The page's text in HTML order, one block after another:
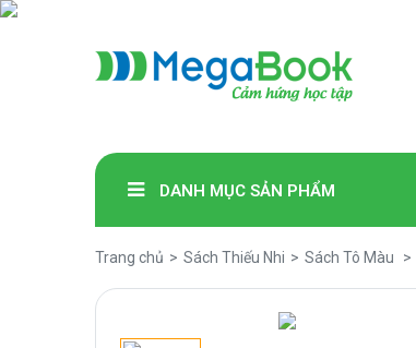
DANH MỤC SẢN PHẨM
Trang chủ Sách Thiếu Nhi Sách Tô Màu